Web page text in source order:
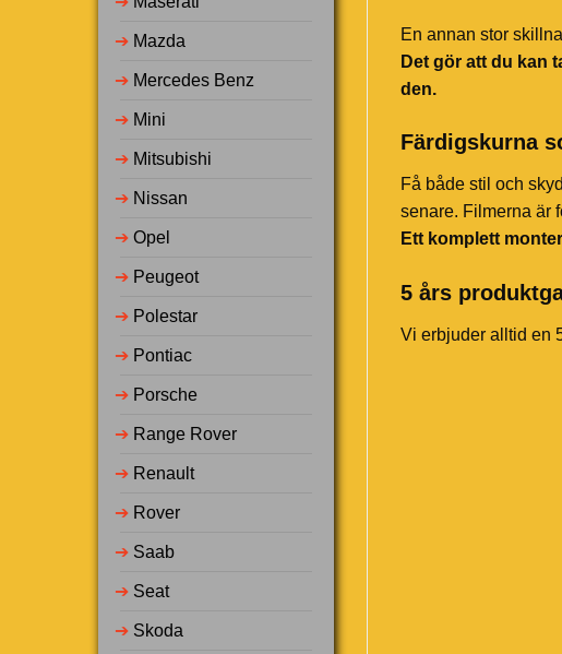
➔ Mazda
➔ Mercedes Benz
➔ Mini
➔ Mitsubishi
➔ Nissan
➔ Opel
➔ Peugeot
➔ Polestar
➔ Pontiac
➔ Porsche
➔ Range Rover
➔ Renault
➔ Rover
➔ Saab
➔ Seat
➔ Skoda
En annan stor
Det gör att du kan
den.
Färdigskurna
Få både stil och
senare. Filmerna är
Ett komplett
5 års
Vi erbjuder alltid en